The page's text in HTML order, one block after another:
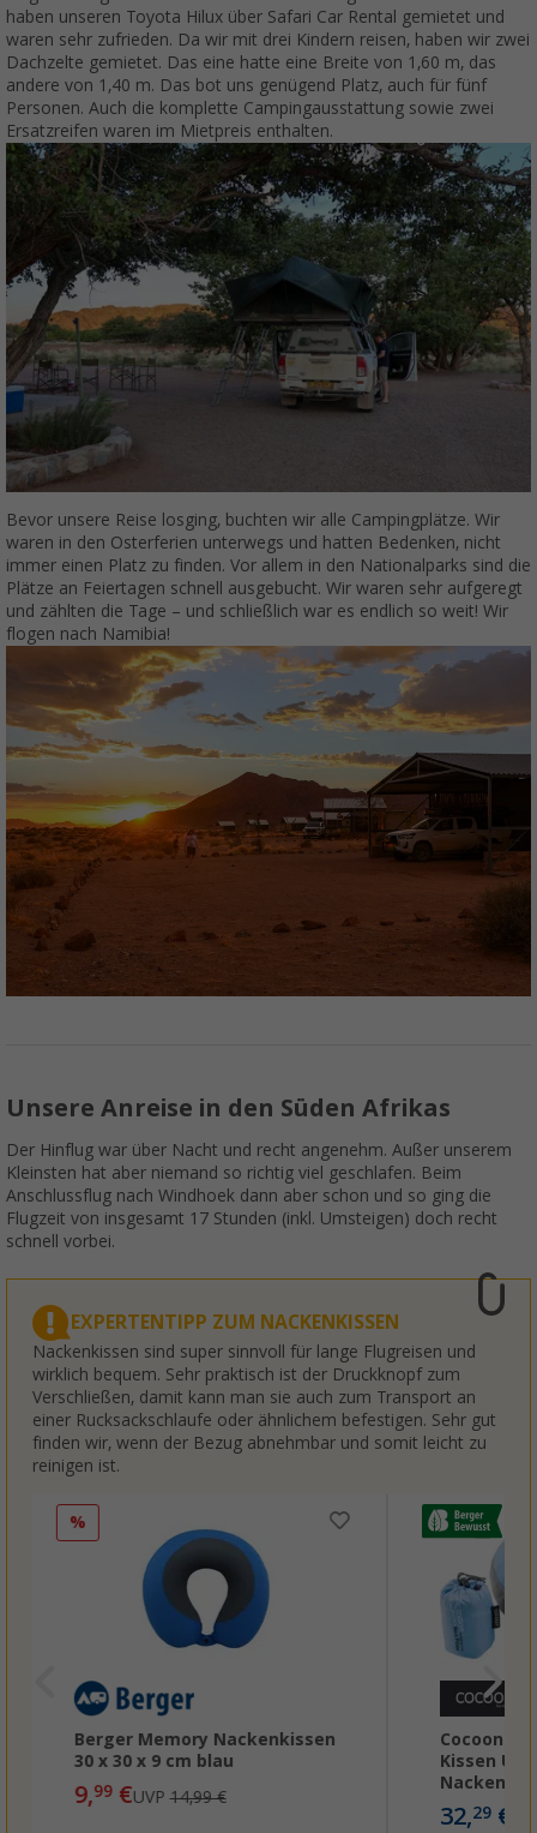
haben unseren Toyota Hilux über Safari Car Rental gemietet und
waren sehr zufrieden. Da wir mit drei Kindern reisen, haben wir zwei
Dachzelte gemietet. Das eine hatte eine Breite von 1,60 m, das
andere von 1,40 m. Das bot uns genügend Platz, auch für fünf
Personen. Auch die komplette Campingausstattung sowie zwei
Ersatzreifen waren im Mietpreis enthalten.
Bevor unsere Reise losging, buchten wir alle Campingplätze. Wir
waren in den Osterferien unterwegs und hatten Bedenken, nicht
immer einen Platz zu finden. Vor allem in den Nationalparks sind die
Plätze an Feiertagen schnell ausgebucht. Wir waren sehr aufgeregt
und zählten die Tage – und schließlich war es endlich so weit! Wir
flogen nach Namibia!
Unsere Anreise in den Süden Afrikas
Der Hinflug war über Nacht und recht angenehm. Außer unserem
Kleinsten hat aber niemand so richtig viel geschlafen. Beim
Anschlussflug nach Windhoek dann aber schon und so ging die
Flugzeit von insgesamt 17 Stunden (inkl. Umsteigen) doch recht
schnell vorbei.
EXPERTENTIPP ZUM NACKENKISSEN
Nackenkissen sind super sinnvoll für lange Flugreisen und
wirklich bequem. Sehr praktisch ist der Druckknopf zum
Verschließen, damit kann man sie auch zum Transport an
einer Rucksackschlaufe oder ähnlichem befestigen. Sehr gut
finden wir, wenn der Bezug abnehmbar und somit leicht zu
reinigen ist.
%
Berger Memory Nackenkissen
30 x 30 x 9 cm blau
9,99€UVP14,99 €
Cocoon
Kissen U
32,29€